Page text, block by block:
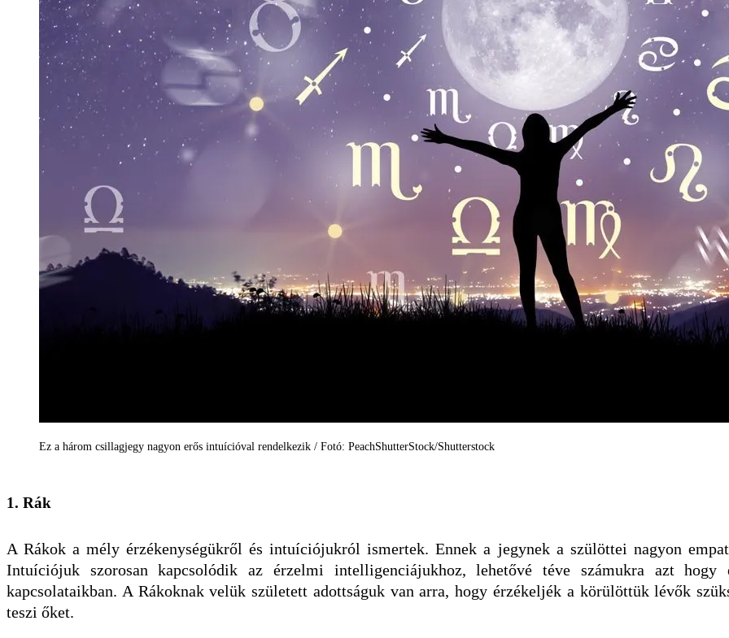
Ez a három csillagjegy nagyon erős intuícióval rendelkezik / Fotó: PeachShutterStock/Shutterstock
1. Rák
A Rákok a mély érzékenységükről és intuíciójukról ismertek. Ennek a jegynek a szülöttei nagyon
Intuíciójuk szorosan kapcsolódik az érzelmi intelligenciájukhoz, lehetővé téve számukra azt hogy
kapcsolataikban. A Rákoknak velük született adottságuk van arra, hogy érzékeljék a körülöttük lévők
teszi őket.